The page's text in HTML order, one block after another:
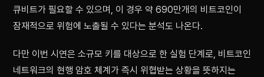
큐비트가 필요할 수 있으며, 이 경우 약 690만개의 비트코인이
잠재적으로 위험에 노출될 수 있다는 분석도 나온다.
다만 이번 시연은 소규모 키를 대상으로 한 실험 단계로, 비트코인
네트워크의 현행 암호 체계가 즉시 위협받는 상황을 뜻하지는